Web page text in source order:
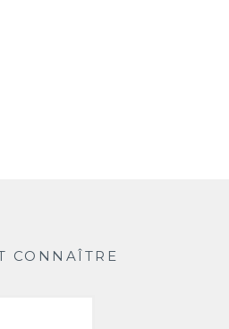
CONNAÎTRE